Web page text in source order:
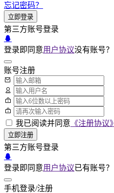
忘记密码？
立即登录
第三方账号登录
登录即同意用户协议没有账号？
账号注册
我已阅读并同意 《注册协议》
立即注册
第三方账号登录
登录即同意用户协议已有账号？
手机登录/注册